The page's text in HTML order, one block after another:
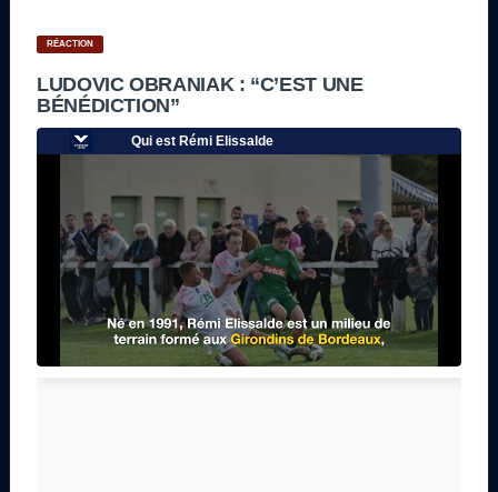
RÉACTION
LUDOVIC OBRANIAK : “C’EST UNE
BÉNÉDICTION”